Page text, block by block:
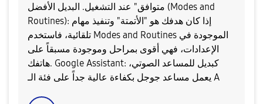
متوافق" عند التشغيل. ​البديل الأفضل (Modes and
Routines): إذا كان هدفك هو "الأتمتة" وتنفيذ مهام
تلقائية، فاستخدم Modes and Routines الموجودة في
الإعدادات، فهي أقوى بمراحل وموجودة مسبقاً على
هاتفك. ​Google Assistant: كبديل للمساعد الصوتي،
يعمل مساعد جوجل بكفاءة عالية جداً على فئة الـ A